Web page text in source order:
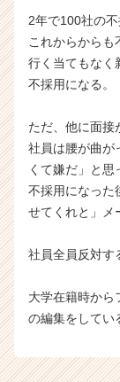
2年で100社の不
これからからも
行く当てもなく
不採用になる。
ただ、他に面接
社員は腰が曲が
くて嫌だ」と思
不採用になった
せてくれと」メ
社員全員反対す
大学在籍時から
の編集をしてい